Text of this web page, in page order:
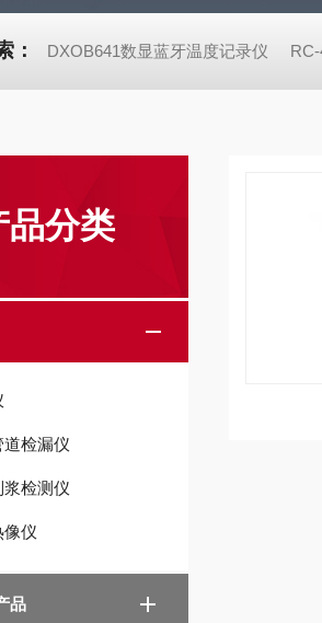
： DXOB641数显蓝牙温度记录仪
品分类
道检漏仪
浆检测仪
像仪
品